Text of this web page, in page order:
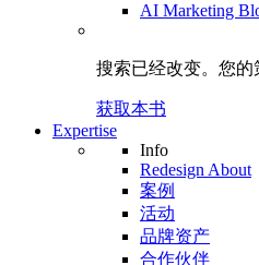
AI Marketing
搜索已经改变。 您的
获取本书
Expertise
Info
Redesign About
案例
活动
品牌资产
合作伙伴